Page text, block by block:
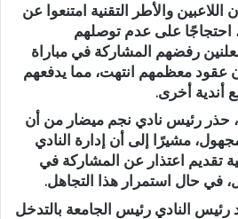
والأطر التقنية امتنعوا عن
على عدم توصلهم
رفضهم المشاركة في مباراة
عقود معظمهم انتهت، مما يدفعهم
أندية أخرى.
حذر رئيس نادي نجم ميضار من أن
مشيرًا إلى أن إدارة النادي
تقديم اعتذار عن المشاركة في
في حال استمرار هذا التجاهل.
النادي رئيس الجامعة بالتدخل